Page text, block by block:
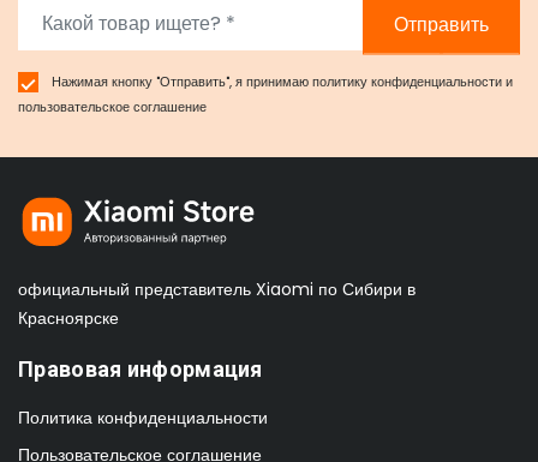
Отправить
Нажимая кнопку "Отправить", я принимаюполитику конфиденциальностии
пользовательское соглашение
официальный представитель Xiaomi по Сибири в
Красноярске
Правовая информация
Политика конфиденциальности
Пользовательское соглашение